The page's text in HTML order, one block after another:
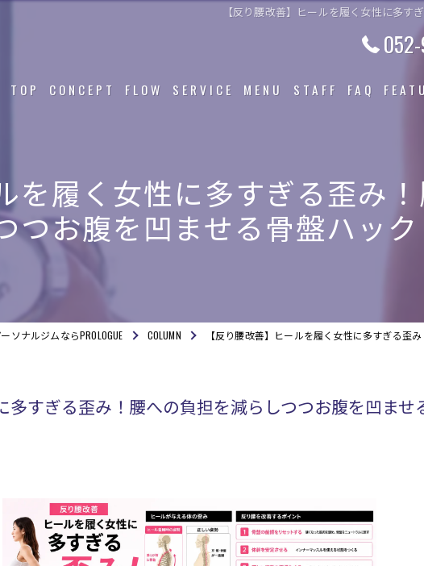
【反り腰改善】ヒールを履く女性に多
TOP CONCEPT FLOW SERVICE MENU STAFF FAQ
食
ダイ
を履く女性に多すぎる歪み
つお腹を凹ませる骨盤ハック
ソナルジムならPROLOGUE COLUMN 【反り腰改善】ヒールを履く女性に多すぎる歪
多すぎる歪み！腰への負担を減らしつつお腹を凹ませ